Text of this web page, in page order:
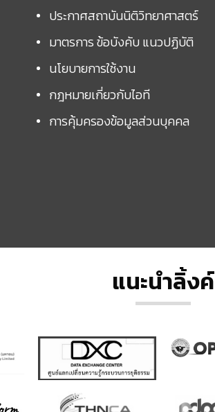
ประกาศสถาบันนิติวิทยาศาสตร์
มาตรการ ข้อบังคับ แนวปฏิบัติ
นโยบายการใช้งาน
กฎหมายเกี่ยวกับไอที
การคุ้มครองข้อมูลส่วนบุคคล
แนะนำลิ้งค์